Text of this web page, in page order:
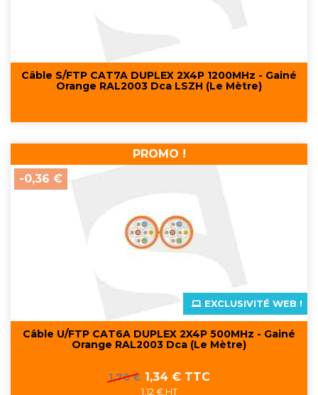
Câble S/FTP CAT7A DUPLEX 2X4P 1200MHz - Gainé
Orange RAL2003 Dca LSZH (Le Mètre)
Câble U/FTP CAT6A DUPLEX 2X4P 500MHz - Gainé
Orange RAL2003 Dca (Le Mètre)
Prix
1,70 € Prix
1,34 € TTC
1,12 € HT
EXCLUSIVITÉ WEB !
PROMO !
-0,36 €